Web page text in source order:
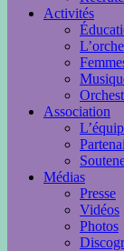
Activités
Association
Médias
Presse
Vidéos
Photos